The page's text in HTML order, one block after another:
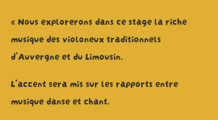
« Nous explorerons dans ce stage la riche
musique des violoneux traditionnels
d’Auvergne et du Limousin.
L’accent sera mis sur les rapports entre
musique danse et chant.